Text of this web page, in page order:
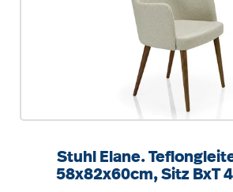
Stuhl Elane.
58x82x60cm, Sitz BxT